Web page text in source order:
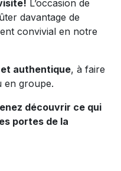
L’occasion de
davantage de
convivial en notre
authentique, à faire
en groupe.
découvrir ce qui
portes de la